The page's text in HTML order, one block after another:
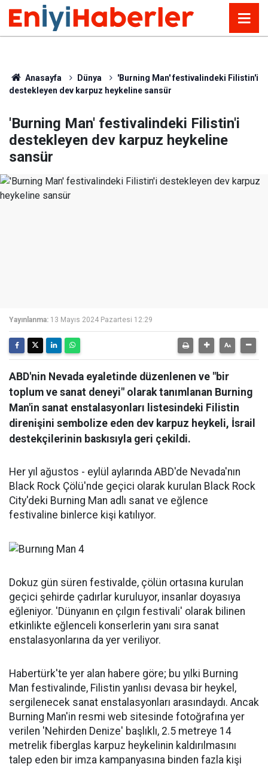
Anasayfa Dünya
'Burning Man' festivalindeki Filistin'i
destekleyen dev karpuz heykeline sansür
'Burning Man' festivalindeki Filistin'i
destekleyen dev karpuz heykeline
sansür
Yayınlanma: 13 Mayıs 2024 Pazartesi 12:29
ABD'nin Nevada eyaletinde düzenlenen ve "bir
toplum ve sanat deneyi" olarak tanımlanan Burning
Man'in sanat enstalasyonları listesindeki Filistin
direnişini sembolize eden dev karpuz heykeli, İsrail
destekçilerinin baskısıyla geri çekildi.
Her yıl ağustos - eylül aylarında ABD'de Nevada'nın
Black Rock Çölü'nde geçici olarak kurulan Black Rock
City'deki Burning Man adlı sanat ve eğlence
festivaline binlerce kişi katılıyor.
Dokuz gün süren festivalde, çölün ortasına kurulan
geçici şehirde çadırlar kuruluyor, insanlar doyasıya
eğleniyor. 'Dünyanın en çılgın festivali' olarak bilinen
etkinlikte eğlenceli konserlerin yanı sıra sanat
enstalasyonlarına da yer veriliyor.
Habertürk'te yer alan habere göre; bu yılki Burning
Man festivalinde, Filistin yanlısı devasa bir heykel,
sergilenecek sanat enstalasyonları arasındaydı. Ancak
Burning Man'in resmi web sitesinde fotoğrafına yer
verilen 'Nehirden Denize' başlıklı, 2.5 metreye 14
metrelik fiberglas karpuz heykelinin kaldırılmasını
talep eden bir imza kampanyasına binden fazla kişi